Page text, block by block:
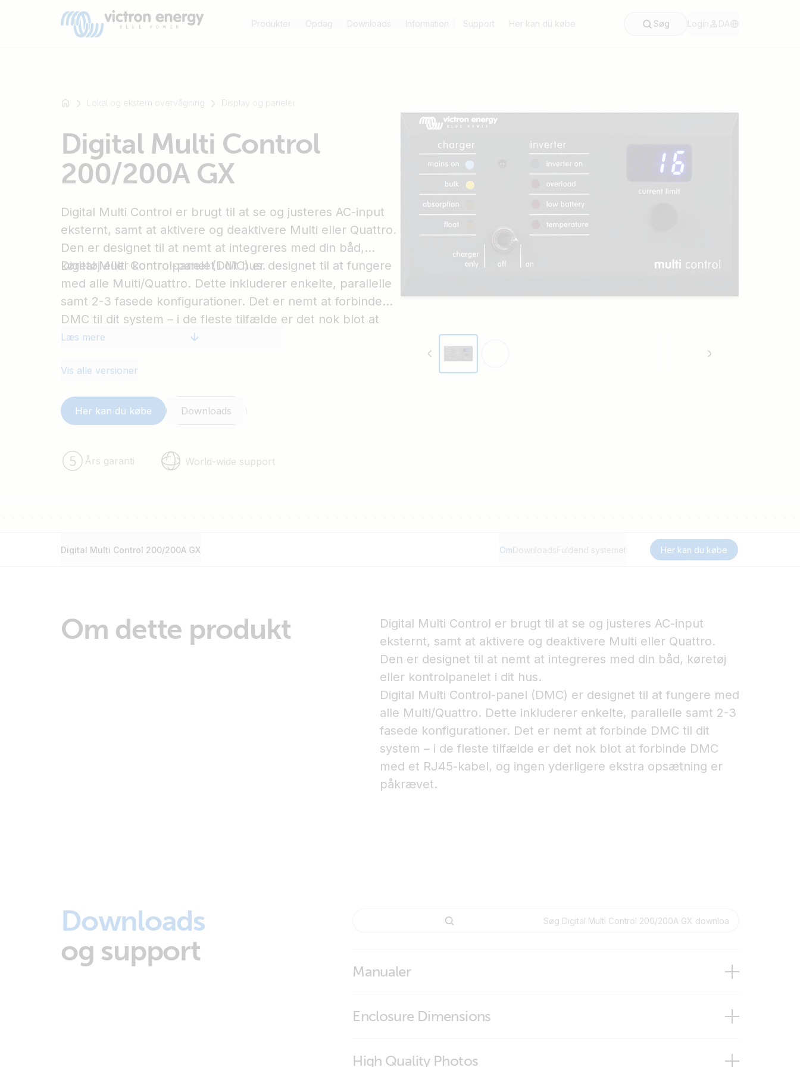
Produkter Opdag Downloads Information Support Her kan du købe Søg Login DA
Lokal og ekstern overvågning Display og paneler
Digital Multi Control
200/200A GX
Digital Multi Control er brugt til at se og justeres AC-input
eksternt, samt at aktivere og deaktivere Multi eller Quattro.
Den er designet til at nemt at integreres med din båd,
køretøj eller kontrolpanelet i dit hus.
Digital Multi Control-panel (DMC) er designet til at fungere
med alle Multi/Quattro. Dette inkluderer enkelte, parallelle
samt 2-3 fasede konfigurationer. Det er nemt at forbinde
DMC til dit system – i de fleste tilfælde er det nok blot at
forbinde DMC med et RJ45-kabel, og ingen yderligere
Læs mere
Vis alle versioner
Her kan du købe Downloads
Års garanti World-wide support
Digital Multi Control 200/200A GX OmDownloadsFuldend systemet Her kan du købe
Om dette produkt
Digital Multi Control er brugt til at se og justeres AC-input
eksternt, samt at aktivere og deaktivere Multi eller Quattro.
Den er designet til at nemt at integreres med din båd, køretøj
eller kontrolpanelet i dit hus.
Digital Multi Control-panel (DMC) er designet til at fungere med
alle Multi/Quattro. Dette inkluderer enkelte, parallelle samt 2-3
fasede konfigurationer. Det er nemt at forbinde DMC til dit
system – i de fleste tilfælde er det nok blot at forbinde DMC
med et RJ45-kabel, og ingen yderligere ekstra opsætning er
påkrævet.
Downloads
og support
Manualer
Enclosure Dimensions
High Quality Photos